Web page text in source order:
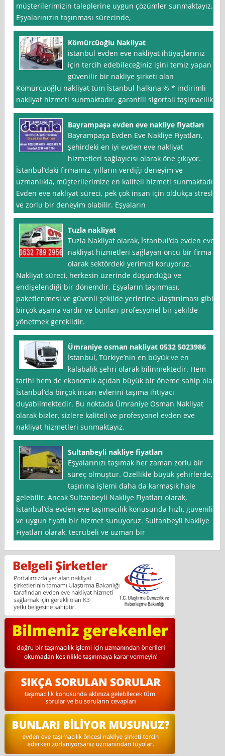
müşterilerimizin taleplerine uygun çözümler sunmaktayız.
Eşyalarınızın taşınması sürecinde,
Kömürcüoğlu Nakliyat
istanbul evden eve nakliyat ihtiyaçlarınız
için tercih edebileceğiniz işini temiz yapan
güvenilir bir nakliye şirketi olan
Kömürcüoğlu nakliyat tüm İstanbul halkına % * indirimli
nakliyat hizmeti sunmaktadır. garantili sigortali taşimacilik.
Bayrampaşa evden eve nakliye fiyatları
Bayrampaşa Evden Eve Nakliye Fiyatları,
şehirdeki en iyi evden eve nakliyat
hizmetleri sağlayıcısı olarak öne çıkıyor.
İstanbul’daki firmamız, yılların verdiği deneyim ve
uzmanlıkla, müşterilerimize en kaliteli hizmeti sunmaktadır.
Evden eve nakliyat süreci, pek çok insan için oldukça stresli
ve zorlu bir deneyim olabilir. Eşyaların
Tuzla nakliyat
Tuzla Nakliyat olarak, İstanbul‘da evden eve
nakliyat hizmetleri sağlayan öncü bir firma
olarak sektördeki yerimizi koruyoruz.
Nakliyat süreci, herkesin üzerinde düşündüğü ve
endişelendiği bir dönemdir. Eşyaların taşınması,
paketlenmesi ve güvenli şekilde yerlerine ulaştırılması gibi
birçok aşama vardır ve bunları profesyonel bir şekilde
yönetmek gereklidir.
Ümraniye osman nakliyat 0532 5023986
İstanbul, Türkiye’nin en büyük ve en
kalabalık şehri olarak bilinmektedir. Hem
tarihi hem de ekonomik açıdan büyük bir öneme sahip olan
İstanbul’da birçok insan evlerini taşıma ihtiyacı
duyabilmektedir. Bu noktada Ümraniye Osman Nakliyat
olarak bizler, sizlere kaliteli ve profesyonel evden eve
nakliyat hizmetleri sunmaktayız.
Sultanbeyli nakliye fiyatları
Eşyalarınızı taşımak her zaman zorlu bir
süreç olmuştur. Özellikle büyük şehirlerde,
taşınma işlemi daha da karmaşık hale
gelebilir. Ancak Sultanbeyli Nakliye Fiyatları olarak,
İstanbul‘da evden eve taşımacılık konusunda hızlı, güvenilir
ve uygun fiyatlı bir hizmet sunuyoruz. Sultanbeyli Nakliye
Fiyatları olarak, tecrübeli ve uzman bir